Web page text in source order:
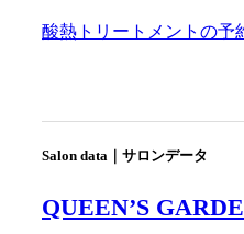
酸熱トリートメントの予
Salon data｜サロンデータ
QUEEN’S